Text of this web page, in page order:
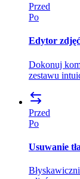
Przed
Po
Edytor
Dokonuj
zestawu
Przed
Po
Usuwanie